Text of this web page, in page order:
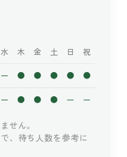
水 木 金 土 日 祝
ー ● ● ● ● ●
ー ● ● ● ー ー
せん。
、待ち人数を参考に